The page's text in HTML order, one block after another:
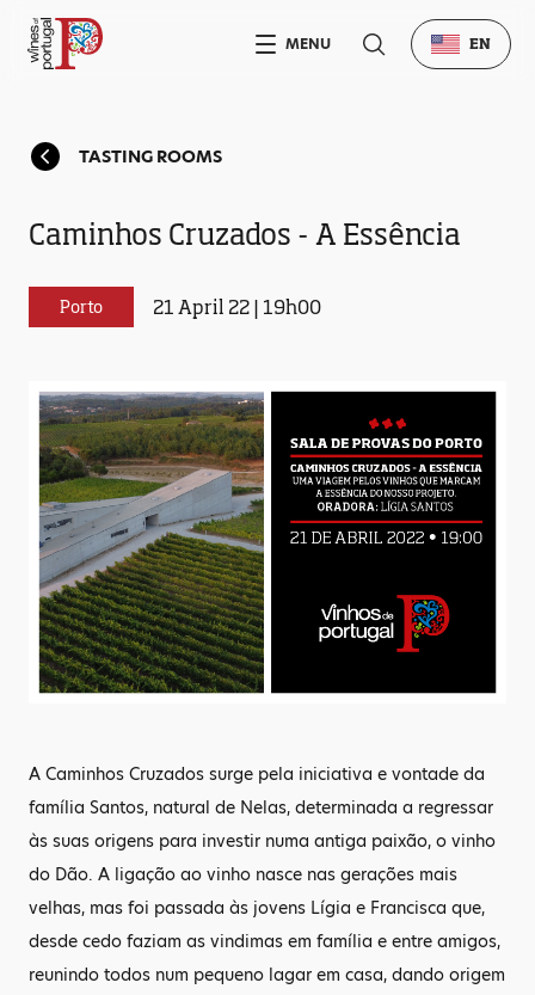
TASTING ROOMS
Caminhos Cruzados - A Essência
Porto 21 April 22 | 19h00
A Caminhos Cruzados surge pela iniciativa e vontade da
família Santos, natural de Nelas, determinada a regressar
às suas origens para investir numa antiga paixão, o vinho
do Dão. A ligação ao vinho nasce nas gerações mais
velhas, mas foi passada às jovens Lígia e Francisca que,
desde cedo faziam as vindimas em família e entre amigos,
reunindo todos num pequeno lagar em casa, dando origem
MENU EN